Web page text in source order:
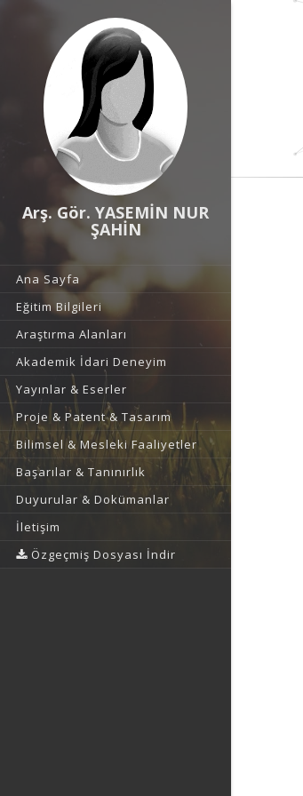
Arş. Gör. YASEMİN NUR
ŞAHİN
Ana Sayfa
Eğitim Bilgileri
Araştırma Alanları
Akademik İdari Deneyim
Yayınlar & Eserler
Proje & Patent & Tasarım
Bilimsel & Mesleki Faaliyetler
Başarılar & Tanınırlık
Duyurular & Dokümanlar
İletişim
Özgeçmiş Dosyası İndir